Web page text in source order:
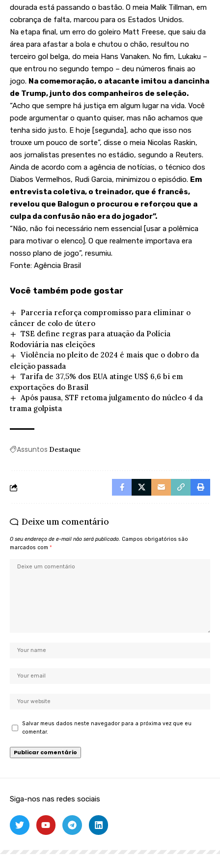
dourada está passando o bastão. O meia Malik Tillman, em
cobrança de falta, marcou para os Estados Unidos.
Na etapa final, um erro do goleiro Matt Freese, que saiu da
área para afastar a bola e chutou o chão, resultou no
terceiro gol belga, do meia Hans Vanaken. No fim, Lukaku –
que entrou no segundo tempo – deu números finais ao
jogo. Na comemoração, o atacante imitou a dancinha
de Trump, junto dos companheiros de seleção.
“Acho que sempre há justiça em algum lugar na vida. Você
pode argumentar o quanto quiser, mas não achamos que
tenha sido justo. E hoje [segunda], acho que isso nos
trouxe um pouco de sorte”, disse o meia Nicolas Raskin,
aos jornalistas presentes no estádio, segundo a Reuters.
Ainda de acordo com a agência de notícias, o técnico dos
Diabos Vermelhos, Rudi Garcia, minimizou o episódio. Em
entrevista coletiva, o treinador, que é francês,
revelou que Balogun o procurou e reforçou que a
culpa da confusão não era do jogador”.
“Não, não foi necessário nem essencial [usar a polêmica
para motivar o elenco]. O que realmente importava era
nosso plano de jogo”, resumiu.
Fonte: Agência Brasil
Você também pode gostar
Parceria reforça compromisso para eliminar o
câncer de colo de útero
TSE define regras para atuação da Polícia
Rodoviária nas eleições
Violência no pleito de 2024 é mais que o dobro da
eleição passada
Tarifa de 37,5% dos EUA atinge US$ 6,6 bi em
exportações do Brasil
Após pausa, STF retoma julgamento do núcleo 4 da
trama golpista
Assuntos Destaque
Deixe um comentário
O seu endereço de e-mail não será publicado. Campos obrigatórios são
marcados com *
Salvar meus dados neste navegador para a próxima vez que eu
comentar.
Siga-nos nas redes sociais